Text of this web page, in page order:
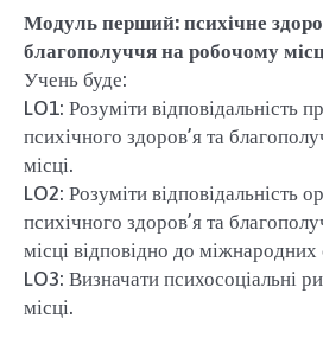
Модуль перший: психічне
благополуччя на робочому
Учень буде:
LO1: Розуміти відповідальність
психічного здоров’я та
місці.
LO2: Розуміти відповідальність
психічного здоров’я та
місці відповідно до міжнародних
LO3: Визначати психосоціальні
місці.